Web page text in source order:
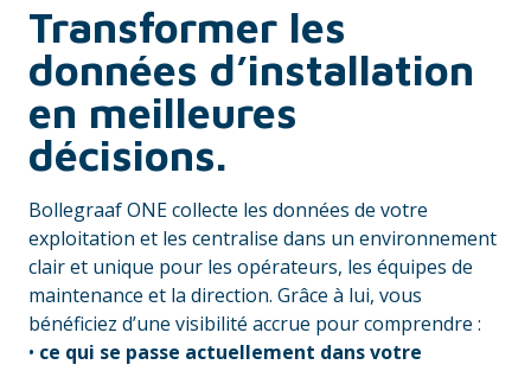
Transformer les
données d’installation
en meilleures
décisions.
Bollegraaf ONE collecte les données de votre
exploitation et les centralise dans un environnement
clair et unique pour les opérateurs, les équipes de
maintenance et la direction. Grâce à lui, vous
bénéficiez d’une visibilité accrue pour comprendre :
• ce qui se passe actuellement dans votre